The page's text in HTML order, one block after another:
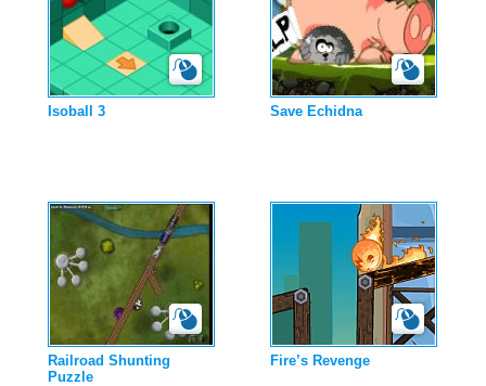
Isoball 3 Save Echidna
Railroad Shunting
Puzzle
Fire’s Revenge